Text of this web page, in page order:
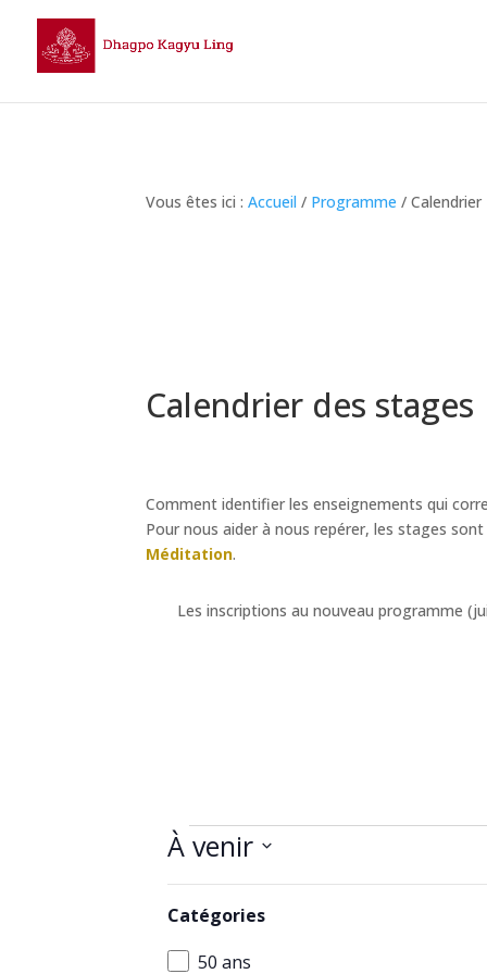
Vous êtes ici :Accueil / Programme / Calendrier
Calendrier des stages
Comment identifier les enseignements qui
Pour nous aider à nous repérer, les stages
Méditation.
Les inscriptions au nouveau programme
Calendrier
À venir
date.
modification
l'une
Catégories
Catégories
50 ans
4